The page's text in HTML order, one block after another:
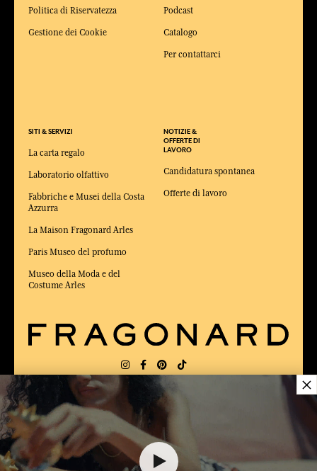
Politica di Riservatezza
Gestione dei Cookie
SITI & SERVIZI
La carta regalo
Laboratorio olfattivo
Fabbriche e Musei della Costa
Azzurra
La Maison Fragonard Arles
Paris Museo del profumo
Museo della Moda e del
Costume Arles
Podcast
Catalogo
Per contattarci
NOTIZIE &
OFFERTE DI
LAVORO
Candidatura spontanea
Offerte di lavoro
CONSEGNA: US
×